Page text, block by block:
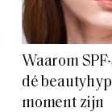
Waarom
dé
moment zijn